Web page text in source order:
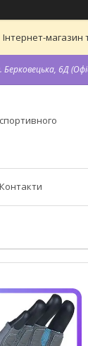
Інтернет-
Берковецька, 6Д
Контакти